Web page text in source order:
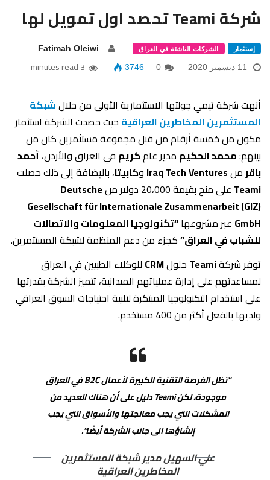
شركة Teami تحصد اول تمويل لها
إستثمار الشركات الناشئة في العراق
Fatimah Oleiwi
0
3746
3 minutes read
أنهت شركة تيمي جولتها الاستثمارية الأولى من خلالشبكة
المستثمرين المخاطرين العراقيةحيث حصدت الشركة استثمار
مكون من خمسة أرقام من قبل مجموعة مستثمرين كان من
بينهم:محمد الحكيممدير عامكريمفي العراق والأردن، أحمد
باقرمن Iraq TechVentures وكابيتا، بالإضافة إلى ذلك حصلت
Teamiعلى منح بقيمة 20،000 دولار من
Deutsche
Gesellschaft für Internationale Zusammenarbeit (GIZ)
GmbHعبر مشروعها“تكنولوجيا المعلومات والاتصالات
للشباب في العراق”كجزء من دعم المنظمة لشبكة المستثمرين.
توفر شركةTeamiحلولCRMللوكلاء الطبيين في العراق
لمساعدتهم على إدارة عملياتهم الميدانية، تتميز الشركة بقدرتها
على استخدام التكنولوجيا المبتكرة لتلبية احتياجات السوق العراقي
ولديها بالفعل أكثر من 400 مستخدم.
“تظل الفرصة التقنية الكبيرة لأعمال B2C في العراق
موجودة، لكن Teami دليل على أن هناك العديد من
المشكلات التي يجب معالجتها والأسواق التي يجب
إنشاؤها الى جانب الشركة أيضًا”.
علي السهيل مدير شبكة المستثمرين
المخاطرين العراقية